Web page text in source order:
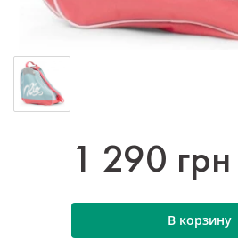
1 290 грн
В корзину